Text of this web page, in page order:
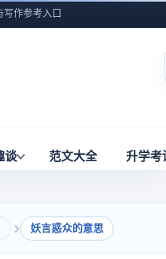
作参考入口
谈 范文大全 升学考
妖言惑众的意思